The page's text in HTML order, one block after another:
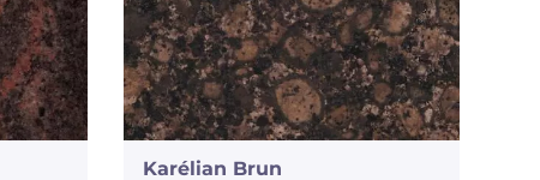
Karélian Brun